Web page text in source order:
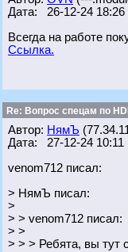
Дата: 26-12-24 18:26
Всегда на работе
Ссылка.
Re: Вопрос спецам по
Автор: НямЪ
Дата: 27-12-24 10:11
venom712 писал:
> НямЪ писал:
>
> > venom712 писал:
> >
> > > Ребята, вы тут